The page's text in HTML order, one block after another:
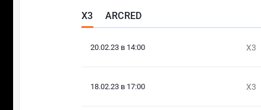
X3 ARCRED
20.02.23 в 14:00 X3
18.02.23 в 17:00 X3